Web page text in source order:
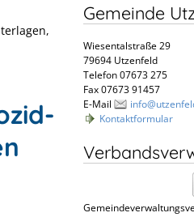
Gemeinde
Wiesentalstraße 29
79694 Utzenfeld
Telefon 07673 275
Fax 07673 91457
E-Mail
Kontaktformular